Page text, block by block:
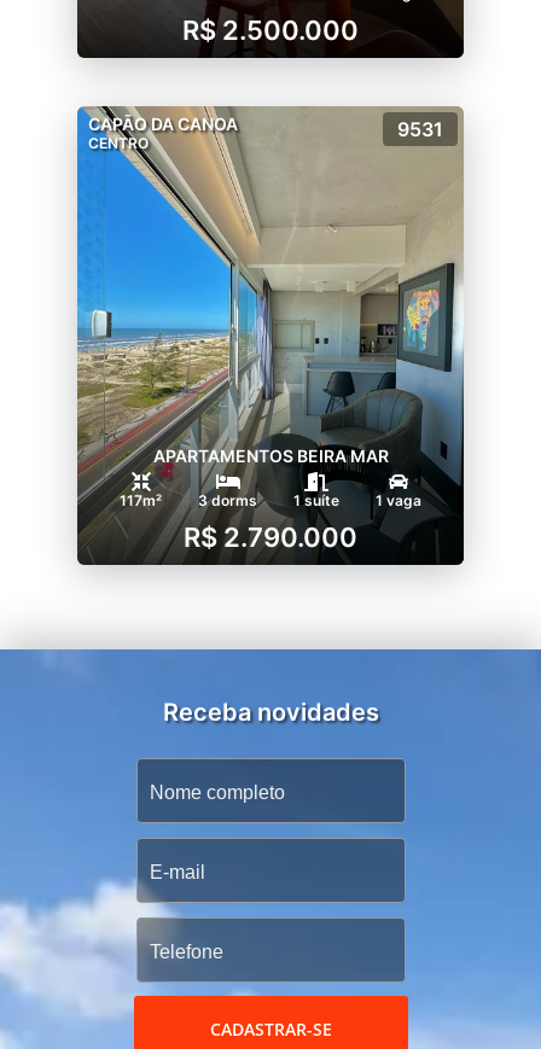
R$ 2.500.000
CAPÃO DA CANOA
CENTRO
9531
APARTAMENTOS BEIRA MAR
117m² 3 dorms 1 suíte 1 vaga
R$ 2.790.000
Receba novidades
CADASTRAR-SE